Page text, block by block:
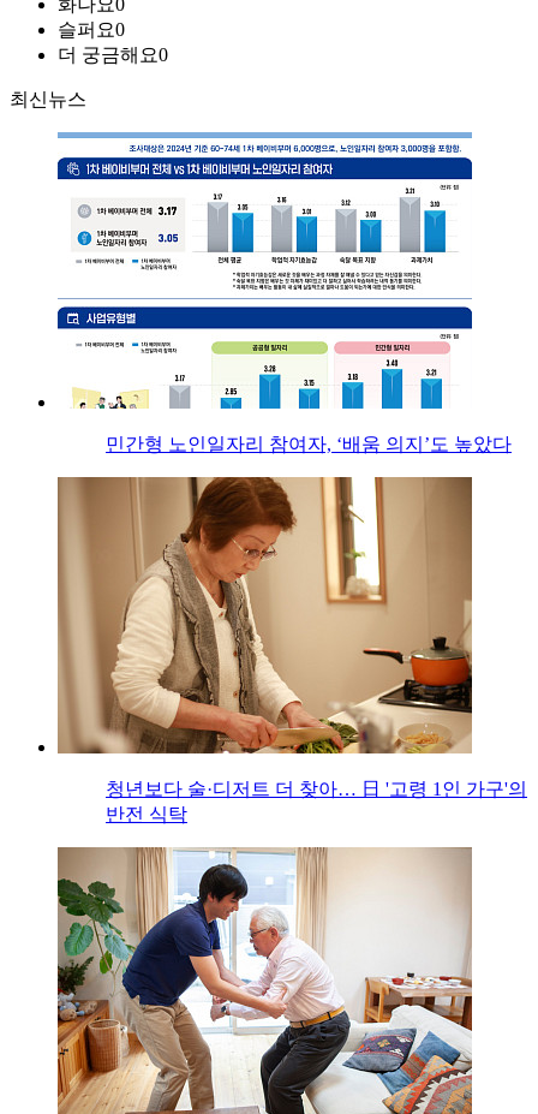
화나요0
슬퍼요0
더 궁금해요0
최신뉴스
민간형 노인일자리 참여자, ‘배움 의지’도 높았다
청년보다 술·디저트 더 찾아… 日 '고령 1인 가구'의
반전 식탁